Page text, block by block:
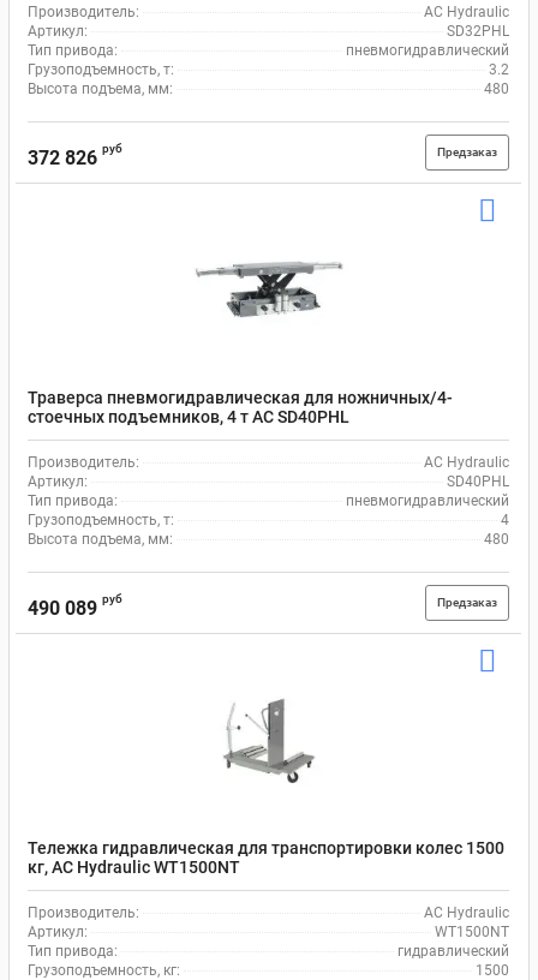
Производитель:
AC Hydraulic
Артикул:
SD32PHL
Тип привода:
пневмогидравлический
Грузоподъемность, т:
3.2
Высота подъема, мм:
480
372 826 руб Предзаказ
Траверса пневмогидравлическая для ножничных/4-
стоечных подъемников, 4 т AC SD40PHL
Производитель:
AC Hydraulic
Артикул:
SD40PHL
Тип привода:
пневмогидравлический
Грузоподъемность, т:
4
Высота подъема, мм:
480
490 089 руб Предзаказ
Тележка гидравлическая для транспортировки колес 1500
кг, AC Hydraulic WT1500NT
Производитель:
AC Hydraulic
Артикул:
WT1500NT
Тип привода:
гидравлический
Грузоподъемность, кг:
1500